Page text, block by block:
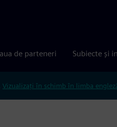
de parteneri Subiecte și
Vizualizați în schimb în limba